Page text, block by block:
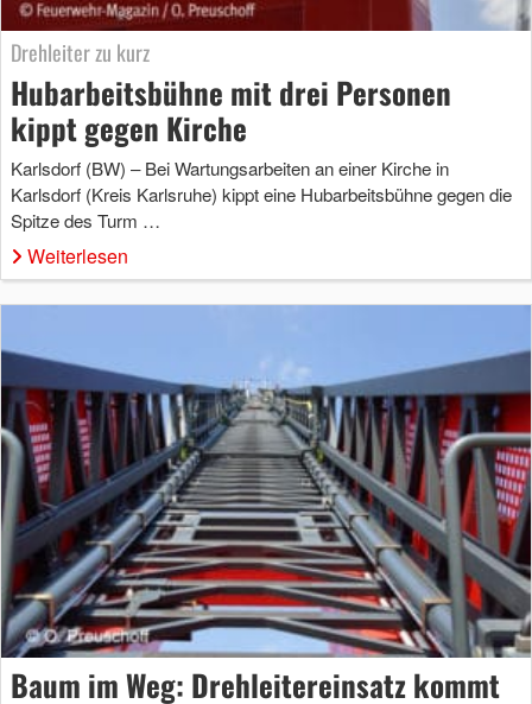
Drehleiter zu kurz
Hubarbeitsbühne mit drei Personen
kippt gegen Kirche
Karlsdorf (BW) – Bei Wartungsarbeiten an einer Kirche in
Karlsdorf (Kreis Karlsruhe) kippt eine Hubarbeitsbühne gegen die
Spitze des Turm …
Weiterlesen
Baum im Weg: Drehleitereinsatz kommt